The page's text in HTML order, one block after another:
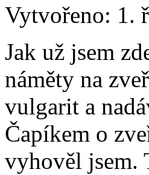
Vytvořeno: 1.
Jak už jsem
náměty na
vulgarit a
Čapíkem o
vyhověl jsem.